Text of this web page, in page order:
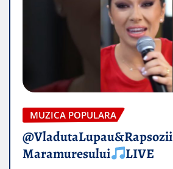
MUZICA POPULARA
@VladutaLupau&Rapsozii
Maramuresului
LIVE